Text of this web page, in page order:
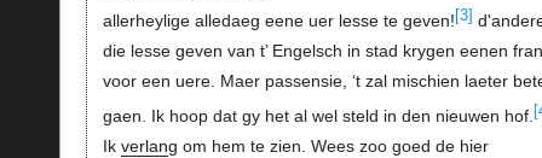
allerheylige alledaeg eene uer lesse te geven! [3]
die lesse geven van t’ Engelsch in stad krygen eenen
voor een uere. Maer passensie, ‘t zal mischien laeter
gaen. Ik hoop dat gy het al wel steld in den nieuwen hof.
Ik verlang om hem te zien. Wees zoo goed de hier